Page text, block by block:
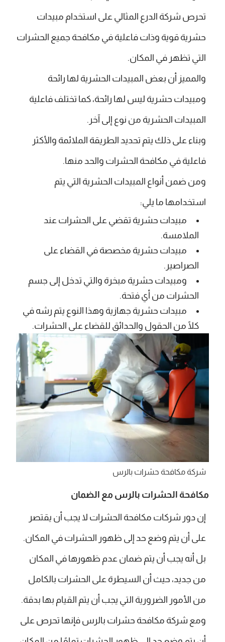
تحرص شركة الدرع المثالي على استخدام مبيدات
حشرية قوية وذات فاعلية في مكافحة جميع الحشرات
التي تظهر في المكان.
والمميز أن بعض المبيدات الحشرية لها رائحة
ومبيدات حشرية ليس لها رائحة، كما تختلف فاعلية
المبيدات الحشرية من نوع إلى آخر.
وبناء على ذلك يتم تحديد الطريقة الملائمة والأكثر
فاعلية في مكافحة الحشرات والحد منها.
ومن ضمن أنواع المبيدات الحشرية التي يتم
استخدامها ما يلي:
مبيدات حشرية تقضي على الحشرات عند
الملامسة.
مبيدات حشرية مخصصة في القضاء على
الصراصير.
ومبيدات حشرية مبخرة والتي تدخل إلى جسم
الحشرات من أي فتحة.
مبيدات حشرية جهازية وهذا النوع يتم رشه في
كلًا من الحقول والحدائق للقضاء على الحشرات.
شركة مكافحة حشرات بالرس
مكافحة الحشرات بالرس مع الضمان
إن دور شركات مكافحة الحشرات لا يجب أن يقتصر
على أن يتم وضع حد إلى ظهور الحشرات في المكان.
بل أنه يجب أن يتم ضمان عدم ظهورها في المكان
من جديد، حيث أن السيطرة على الحشرات بالكامل
من الأمور الضرورية التي يجب أن يتم القيام بها بدقة.
ومع شركة مكافحة حشرات بالرس فإنها تحرص على